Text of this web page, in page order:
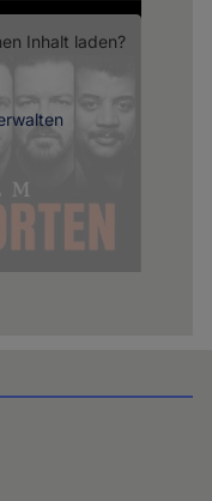
Inhalt laden?